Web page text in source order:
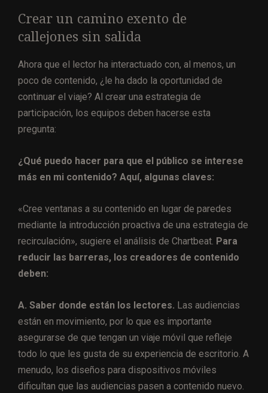
Crear un camino exento de
callejones sin salida
Ahora que el lector ha interactuado con, al menos, un
poco de contenido, ¿le ha dado la oportunidad de
continuar el viaje? Al crear una estrategia de
participación, los equipos deben hacerse esta
pregunta:
¿Qué puedo hacer para que el público se interese
más en mi contenido? Aquí, algunas claves:
«Cree ventanas a su contenido en lugar de paredes
mediante la introducción proactiva de una estrategia de
recirculación», sugiere el análisis de Chartbeat. Para
reducir las barreras, los creadores de contenido
deben:
A. Saber donde están los lectores. Las audiencias
están en movimiento, por lo que es importante
asegurarse de que tengan un viaje móvil que refleje
todo lo que les gusta de su experiencia de escritorio. A
menudo, los diseños para dispositivos móviles
dificultan que las audiencias pasen a contenido nuevo.